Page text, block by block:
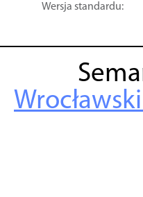
Wersja standardu: